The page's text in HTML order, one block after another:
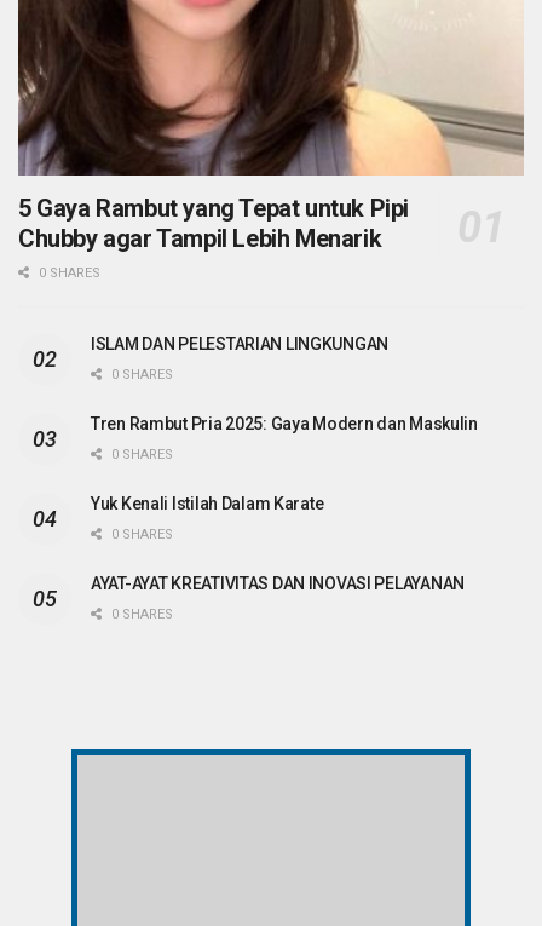
5 Gaya Rambut yang Tepat untuk Pipi
Chubby agar Tampil Lebih Menarik
0 SHARES
ISLAM DAN PELESTARIAN LINGKUNGAN
0 SHARES
Tren Rambut Pria 2025: Gaya Modern dan Maskulin
0 SHARES
Yuk Kenali Istilah Dalam Karate
0 SHARES
AYAT-AYAT KREATIVITAS DAN INOVASI PELAYANAN
0 SHARES